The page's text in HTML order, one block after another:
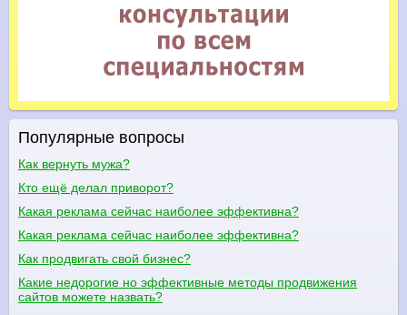
Популярные вопросы
Как вернуть мужа?
Кто ещё делал приворот?
Какая реклама сейчас наиболее эффективна?
Какая реклама сейчас наиболее эффективна?
Как продвигать свой бизнес?
Какие недорогие но эффективные методы продвижения
сайтов можете назвать?